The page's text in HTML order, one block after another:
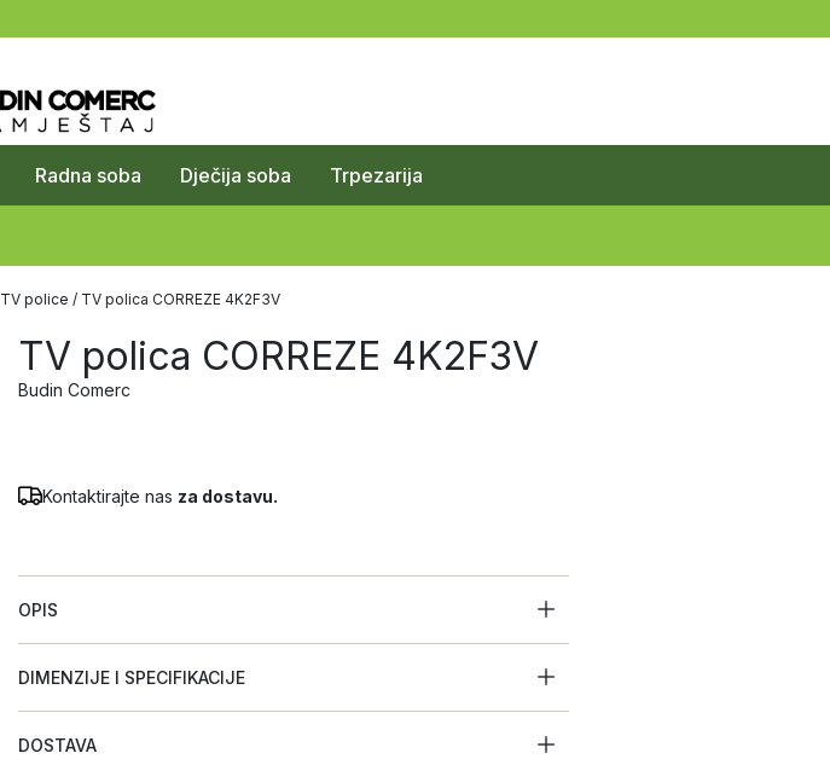
Radna soba Dječija soba Trpezarija
TV police / TV polica CORREZE 4K2F3V
TV polica CORREZE 4K2F3V
Budin Comerc
Kontaktirajte nas za dostavu.
OPIS
DIMENZIJE I SPECIFIKACIJE
DOSTAVA